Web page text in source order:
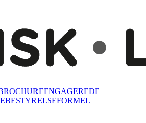
ENGAGEREDE
BESTYRELSEFORMEL